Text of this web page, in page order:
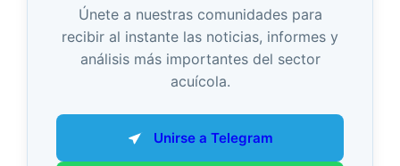
Únete a nuestras comunidades para
recibir al instante las noticias, informes y
análisis más importantes del sector
acuícola.
Unirse a Telegram